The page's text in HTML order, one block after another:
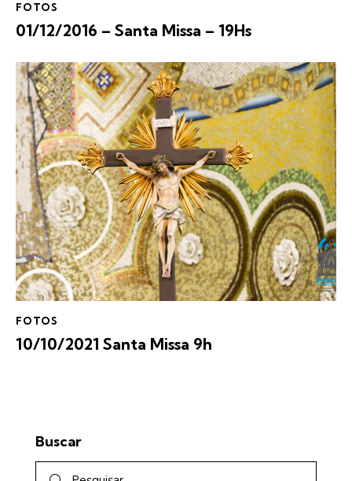
FOTOS
01/12/2016 – Santa Missa – 19Hs
FOTOS
10/10/2021 Santa Missa 9h
Buscar